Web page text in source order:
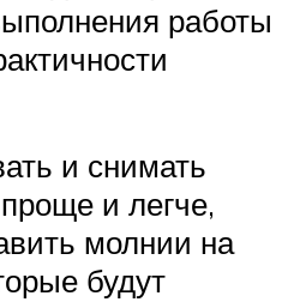
работы
и снимать
и легче,
молнии на
будут